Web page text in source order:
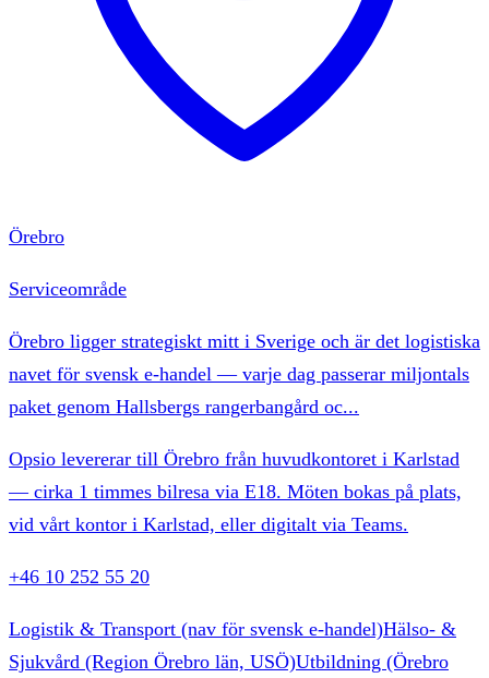
Örebro
Serviceområde
Örebro ligger strategiskt mitt i Sverige och är det logistiska
navet för svensk e-handel — varje dag passerar miljontals
paket genom Hallsbergs rangerbangård oc...
Opsio levererar till Örebro från huvudkontoret i Karlstad
— cirka 1 timmes bilresa via E18. Möten bokas på plats,
vid vårt kontor i Karlstad, eller digitalt via Teams.
+46 10 252 55 20
Logistik & Transport (nav för svensk e-handel)Hälso- &
Sjukvård (Region Örebro län, USÖ)Utbildning (Örebro